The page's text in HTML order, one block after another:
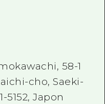
58-1
cho, Saeki-
5152, Japon